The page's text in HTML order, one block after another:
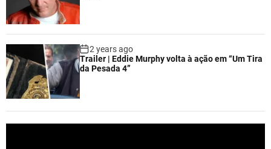
2 years ago
Trailer | Eddie Murphy volta à ação em “Um Tira
da Pesada 4”